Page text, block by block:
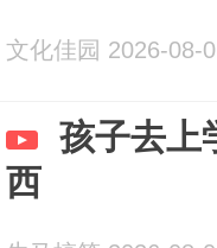
文化佳园 2026-08-
孩子去上
西